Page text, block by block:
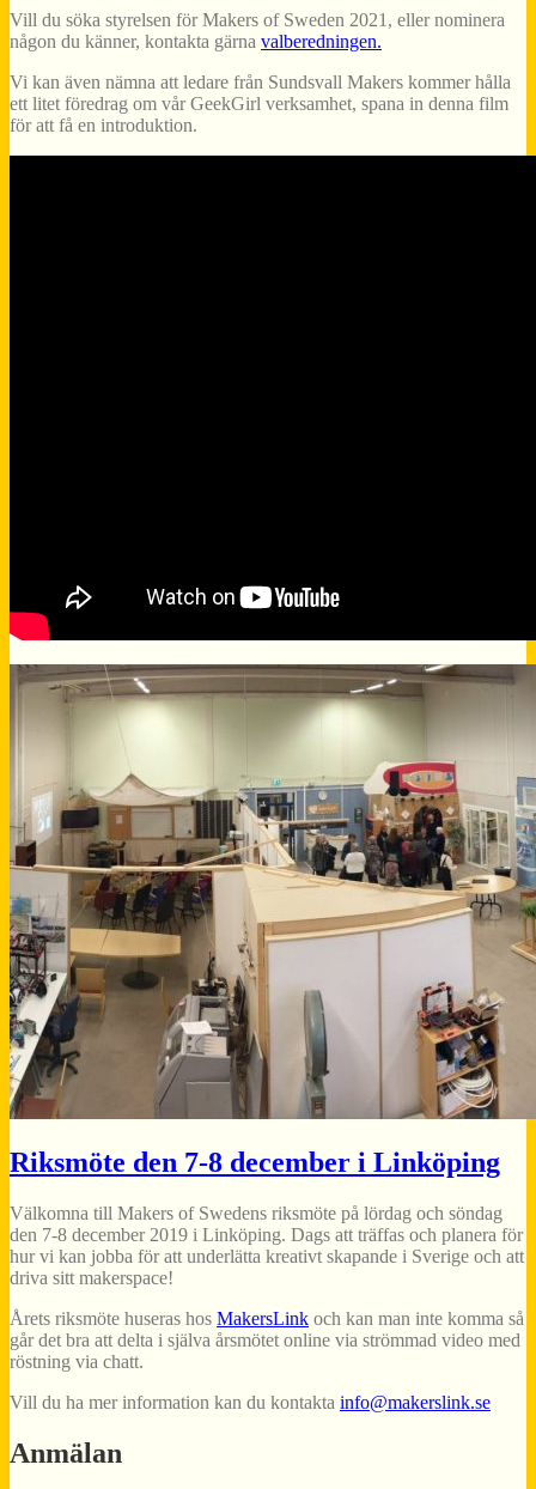
Vill du söka styrelsen för Makers of Sweden 2021, eller nominera
någon du känner, kontakta gärna valberedningen.
Vi kan även nämna att ledare från Sundsvall Makers kommer hålla
ett litet föredrag om vår GeekGirl verksamhet, spana in denna film
för att få en introduktion.
Riksmöte den 7-8 december i Linköping
Välkomna till Makers of Swedens riksmöte på lördag och söndag
den 7-8 december 2019 i Linköping. Dags att träffas och planera för
hur vi kan jobba för att underlätta kreativt skapande i Sverige och att
driva sitt makerspace!
Årets riksmöte huseras hos MakersLink och kan man inte komma så
går det bra att delta i själva årsmötet online via strömmad video med
röstning via chatt.
Vill du ha mer information kan du kontakta info@makerslink.se
Anmälan